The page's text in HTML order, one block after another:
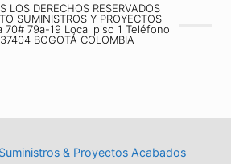
LOS DERECHOS RESERVADOS
SUMINISTROS Y PROYECTOS
70# 79a-19 Local piso 1 Teléfono
BOGOTÁ COLOMBIA
& Proyectos Acabados